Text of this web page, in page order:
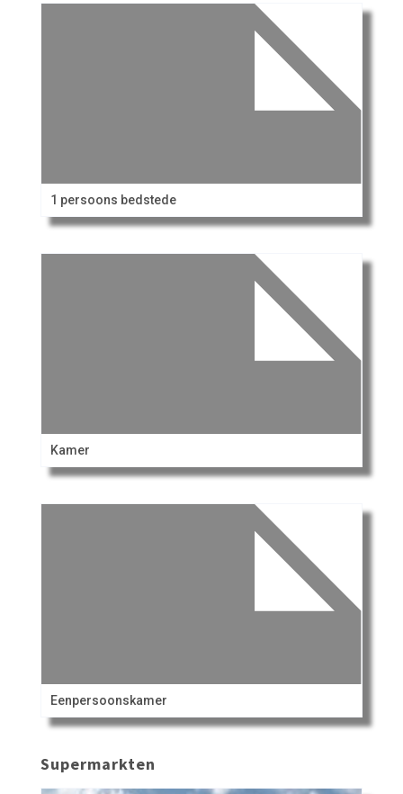
1 persoons bedstede
Kamer
Eenpersoonskamer
Supermarkten